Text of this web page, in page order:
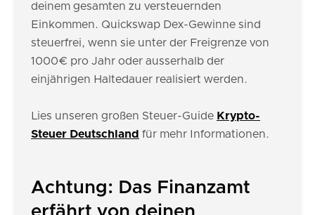
deinem gesamten zu versteuernden
Einkommen. Quickswap Dex-Gewinne sind
steuerfrei, wenn sie unter der Freigrenze von
1000€ pro Jahr oder ausserhalb der
einjährigen Haltedauer realisiert werden.
Lies unseren großen Steuer-Guide Krypto-
Steuer Deutschland für mehr Informationen.
Achtung: Das Finanzamt